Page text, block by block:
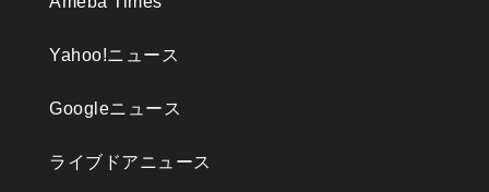
Yahoo!ニュース
Googleニュース
ライブドアニュース